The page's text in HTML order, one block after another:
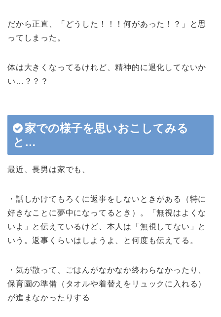
だから正直、「どうした！！！何があった！？」と思
ってしまった。
体は大きくなってるけれど、精神的に退化してないか
い…？？？
家での様子を思いおこしてみる
と…
最近、長男は家でも、
・話しかけてもろくに返事をしないときがある（特に
好きなことに夢中になってるとき）。「無視はよくな
いよ」と伝えているけど、本人は「無視してない」と
いう。返事くらいはしようよ、と何度も伝えてる。
・気が散って、ごはんがなかなか終わらなかったり、
保育園の準備（タオルや着替えをリュックに入れる）
が進まなかったりする